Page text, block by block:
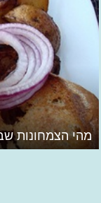
מהי הצמחונות